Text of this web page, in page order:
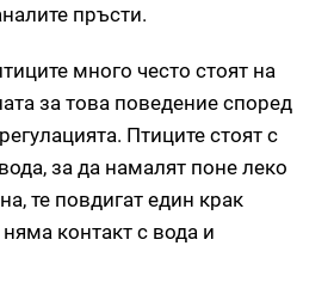
пръсти.
много често стоят на
за това поведение според
Птиците стоят с
за да намалят поне леко
те повдигат един крак
няма контакт с вода и